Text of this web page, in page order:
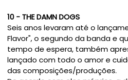
10 - THE DAMN DOGS
Seis anos levaram até o
Flavor", o segundo da banda e
tempo de espera, também
lançado com todo o amor e
das composições/produções.